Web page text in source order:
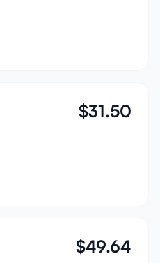
$31.50
$49.64